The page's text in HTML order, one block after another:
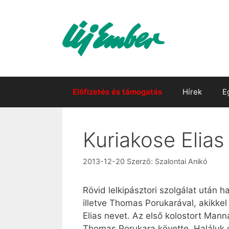
Előfizetés és támogatás Hírek
Kuriakose
2013-12-20 Szerző: Szalontai Anikó
Rövid lelkipásztori szolgálat után
illetve Thomas Porukarával,
Elias nevet. Az első kolostort